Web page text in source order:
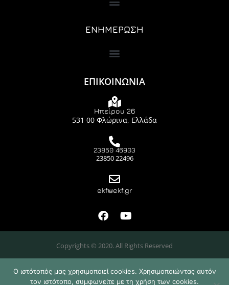
ΕΝΗΜΕΡΩΣΗ
ΕΠΙΚΟΙΝΩΝΙΑ
Ηπείρου 26
531 00 Φλώρινα, Ελλάδα
23850 46903
23850 22496
ekf@ekf.gr
Copyrights © 2020. All Rights Reserved
Design & Developed by
Ο ιστότοπός μας χρησιμοποιεί cookies. Χρησιμοποιώντας αυτόν
τον ιστότοπο, συμφωνείτε με τη χρήση των cookies.